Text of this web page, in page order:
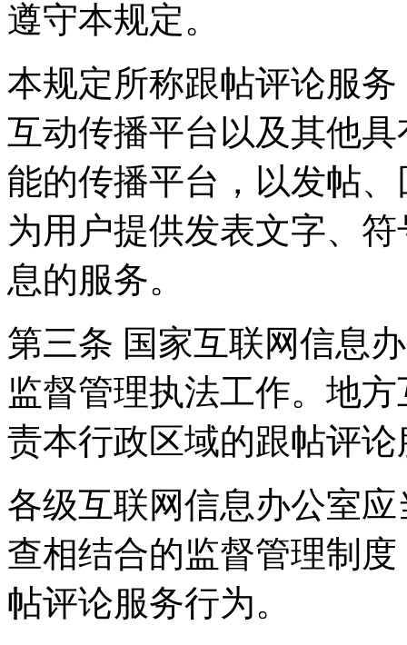
遵守本规定。
本规定所称跟帖评论服
互动传播平台以及其他
能的传播平台，以发帖
为用户提供发表文字、
息的服务。
第三条 国家互联网信息
监督管理执法工作。地
责本行政区域的跟帖评
各级互联网信息办公室
查相结合的监督管理制
帖评论服务行为。